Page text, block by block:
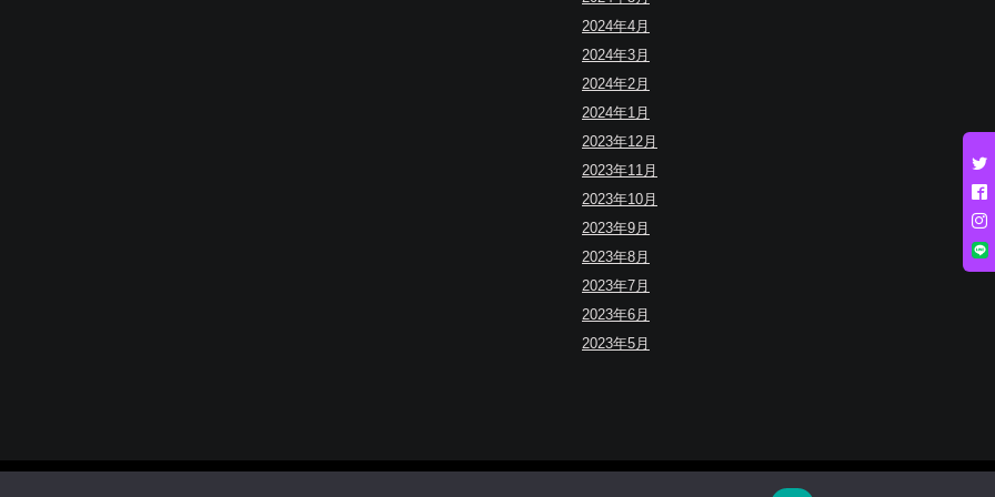
2024年4月
2024年3月
2024年2月
2024年1月
2023年12月
2023年11月
2023年10月
2023年9月
2023年8月
2023年7月
2023年6月
2023年5月